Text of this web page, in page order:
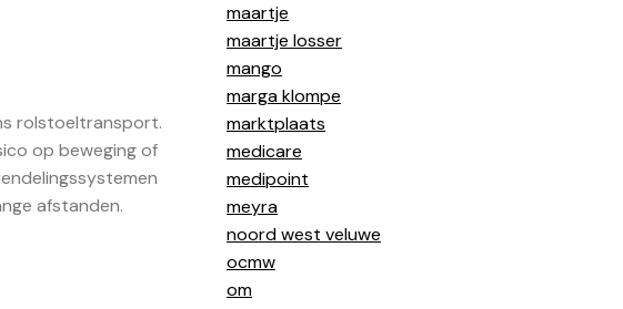
rolstoeltransport.
op beweging of
afstanden.
maartje
maartje losser
mango
marga klompe
marktplaats
medicare
medipoint
meyra
noord west veluwe
ocmw
om